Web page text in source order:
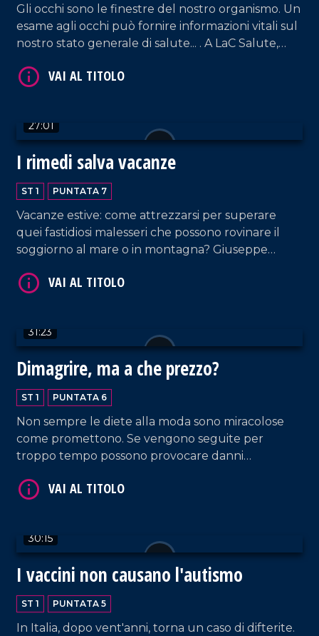
Gli occhi sono le finestre del nostro organismo. Un
esame agli occhi può fornire informazioni vitali sul
nostro stato generale di salute... . A LaC Salute,
27:01
I rimedi salva vacanze
ST 1 PUNTATA 7
Vacanze estive: come attrezzarsi per superare
quei fastidiosi malesseri che possono rovinare il
soggiorno al mare o in montagna? Giuseppe
degli utili consigli per organizzare al meglio la
31:23
Dimagrire, ma a che prezzo?
ST 1 PUNTATA 6
Non sempre le diete alla moda sono miracolose
come promettono. Se vengono seguite per
troppo tempo possono provocare danni
Vincenzo Capilupi, nutrizionista.
30:15
I vaccini non causano l'autismo
ST 1 PUNTATA 5
In Italia, dopo vent'anni, torna un caso di difterite.